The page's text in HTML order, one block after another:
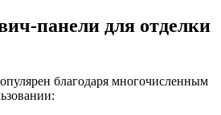
панели для отделки
благодаря многочисленным